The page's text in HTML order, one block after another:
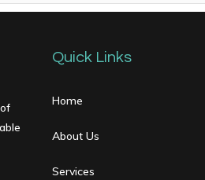
Quick Links
Home
About Us
Services